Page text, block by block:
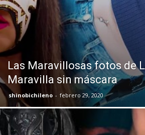
Las Maravillosas fotos de
Maravilla sin máscara
shinobichileno - febrero 29, 2020